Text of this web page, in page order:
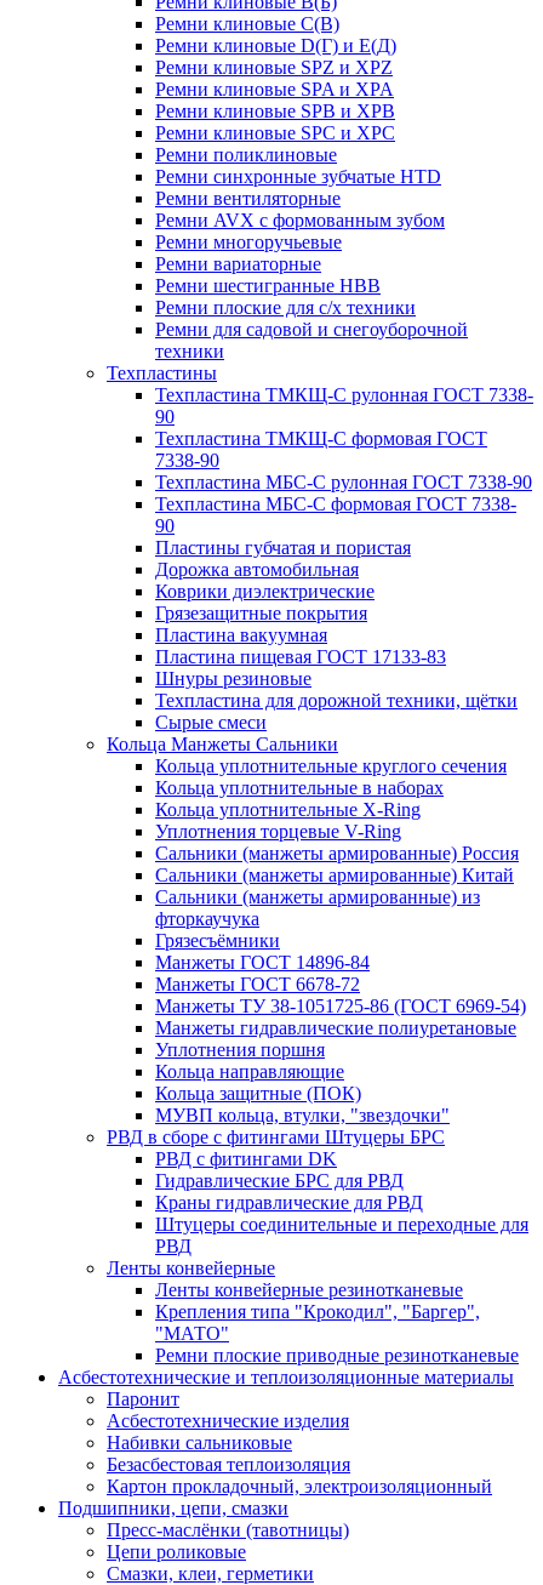
Ремни клиновые С(В)
Ремни клиновые D(Г) и Е(Д)
Ремни клиновые SPZ и XPZ
Ремни клиновые SPA и XPA
Ремни клиновые SPB и XPB
Ремни клиновые SPC и XPC
Ремни поликлиновые
Ремни синхронные зубчатые HTD
Ремни вентиляторные
Ремни AVX с формованным зубом
Ремни многоручьевые
Ремни вариаторные
Ремни шестигранные HBB
Ремни плоские для с/х техники
Ремни для садовой и снегоуборочной
техники
Техпластины
Техпластина ТМКЩ-С рулонная ГОСТ 7338-
90
Техпластина ТМКЩ-С формовая ГОСТ
7338-90
Техпластина МБС-С рулонная ГОСТ 7338-90
Техпластина МБС-С формовая ГОСТ 7338-
90
Пластины губчатая и пористая
Дорожка автомобильная
Коврики диэлектрические
Грязезащитные покрытия
Пластина вакуумная
Пластина пищевая ГОСТ 17133-83
Шнуры резиновые
Техпластина для дорожной техники, щётки
Сырые смеси
Кольца Манжеты Сальники
Кольца уплотнительные круглого сечения
Кольца уплотнительные в наборах
Кольца уплотнительные Х-Ring
Уплотнения торцевые V-Ring
Сальники (манжеты армированные) Россия
Сальники (манжеты армированные) Китай
Сальники (манжеты армированные) из
фторкаучука
Грязесъёмники
Манжеты ГОСТ 14896-84
Манжеты ГОСТ 6678-72
Манжеты ТУ 38-1051725-86 (ГОСТ 6969-54)
Манжеты гидравлические полиуретановые
Уплотнения поршня
Кольца направляющие
Кольца защитные (ПОК)
МУВП кольца, втулки, "звездочки"
РВД в сборе с фитингами Штуцеры БРС
РВД с фитингами DK
Гидравлические БРС для РВД
Краны гидравлические для РВД
Штуцеры соединительные и переходные для
РВД
Ленты конвейерные
Ленты конвейерные резинотканевые
Крепления типа "Крокодил", "Баргер",
"МАТО"
Ремни плоские приводные резинотканевые
Асбестотехнические и теплоизоляционные материалы
Паронит
Асбестотехнические изделия
Набивки сальниковые
Безасбестовая теплоизоляция
Картон прокладочный, электроизоляционный
Подшипники, цепи, смазки
Пресс-маслёнки (тавотницы)
Цепи роликовые
Смазки, клеи, герметики